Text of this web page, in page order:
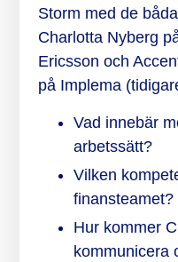
Storm med de
Charlotta Nyberg
Ericsson och
på Implema
Vad innebär
arbetssätt?
Vilken
finansteamet?
Hur kommer
kommunicera